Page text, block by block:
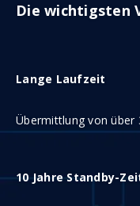
Die wichtigsten
Lange Laufzeit
Übermittlung von über
10 Jahre Standby-